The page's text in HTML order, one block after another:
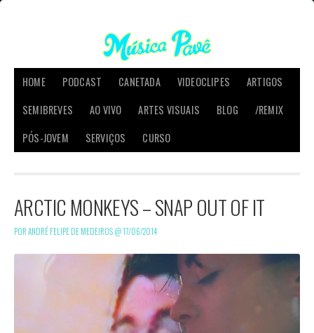
HOME PODCAST CANETADA VIDEOCLIPES
ARTIGOS
SEMIBREVES
AO VIVO ARTES VISUAIS BLOG
/REMIX
PÓS-JOVEM
SERVIÇOS CURSO
ARCTIC MONKEYS – SNAP OUT OF IT
POR ANDRÉ FELIPE DE MEDEIROS @17/06/2014